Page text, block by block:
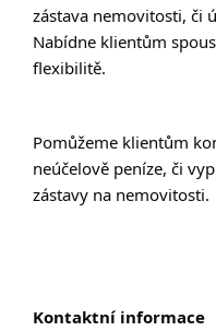
zástava nemovitosti, či
Nabídne klientům
flexibilitě.
Pomůžeme klientům
neúčelově peníze, či
zástavy na nemovitosti.
Kontaktní informace